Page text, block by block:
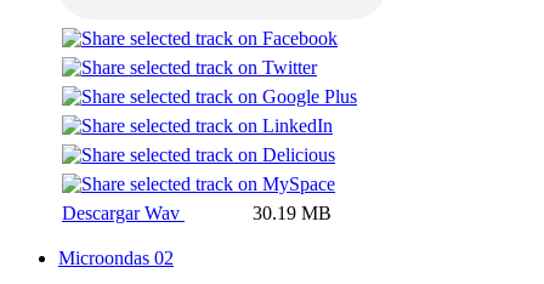
Descargar Wav 30.19 MB
Microondas 02